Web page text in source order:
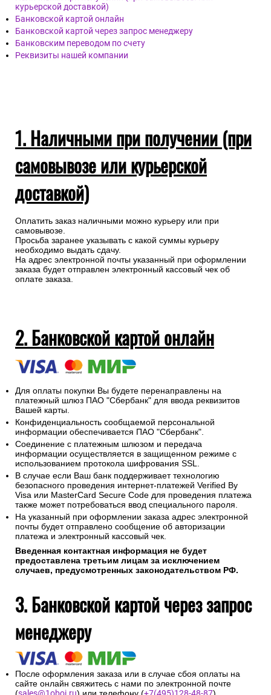
курьерской доставкой)
Банковской картой онлайн
Банковской картой через запрос менеджеру
Банковским переводом по счету
Реквизиты нашей компании
1. Наличными при получении (при
самовывозе или курьерской
доставкой)
Оплатить заказ наличными можно курьеру или при
самовывозе.
Просьба заранее указывать с какой суммы курьеру
необходимо выдать сдачу.
На адрес электронной почты указанный при оформлении
заказа будет отправлен электронный кассовый чек об
оплате заказа.
2. Банковской картой онлайн
Для оплаты покупки Вы будете перенаправлены на
платежный шлюз ПАО "Сбербанк" для ввода реквизитов
Вашей карты.
Конфиденциальность сообщаемой персональной
информации обеспечивается ПАО "Сбербанк".
Соединение с платежным шлюзом и передача
информации осуществляется в защищенном режиме с
использованием протокола шифрования SSL.
В случае если Ваш банк поддерживает технологию
безопасного проведения интернет-платежей Verified By
Visa или MasterCard Secure Code для проведения платежа
также может потребоваться ввод специального пароля.
На указанный при оформлении заказа адрес электронной
почты будет отправлено сообщение об авторизации
платежа и электронный кассовый чек.
Введенная контактная информация не будет
предоставлена третьим лицам за исключением
случаев, предусмотренных законодательством РФ.
3. Банковской картой через запрос
менеджеру
После оформления заказа или в случае сбоя оплаты на
сайте онлайн свяжитесь с нами по электронной почте